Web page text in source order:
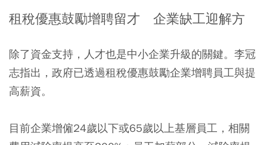
租稅優惠鼓勵增聘留才 企業缺工迎解方
除了資金支持，人才也是中小企業升級的關鍵。李冠
志指出，政府已透過租稅優惠鼓勵企業增聘員工與提
高薪資。
目前企業增僱24歲以下或65歲以上基層員工，相關